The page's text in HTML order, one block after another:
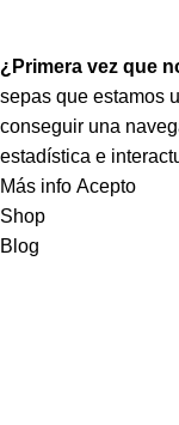
¿Primera vez que
sepas que estamos
conseguir una
estadística e
Más info Acepto
Shop
Blog